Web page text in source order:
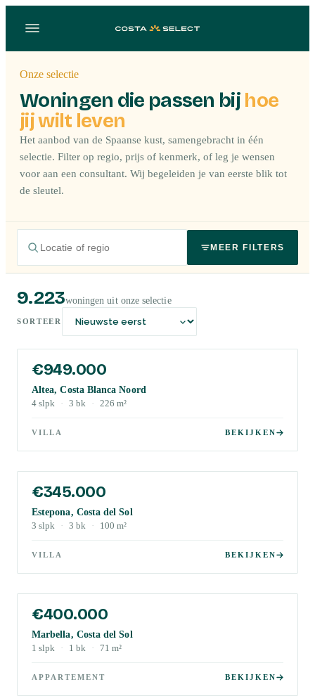
Onze selectie
Woningen die passen bij hoe
jij wilt leven
Het aanbod van de Spaanse kust, samengebracht in één
selectie. Filter op regio, prijs of kenmerk, of leg je wensen
voor aan een consultant. Wij begeleiden je van eerste blik tot
de sleutel.
MEER FILTERS
9.223woningen uit onze selectie
SORTEER
€949.000
Altea, Costa Blanca Noord
4 slpk · 3 bk · 226 m²
VILLA BEKIJKEN
€345.000
Estepona, Costa del Sol
3 slpk · 3 bk · 100 m²
VILLA BEKIJKEN
€400.000
Marbella, Costa del Sol
1 slpk · 1 bk · 71 m²
APPARTEMENT BEKIJKEN